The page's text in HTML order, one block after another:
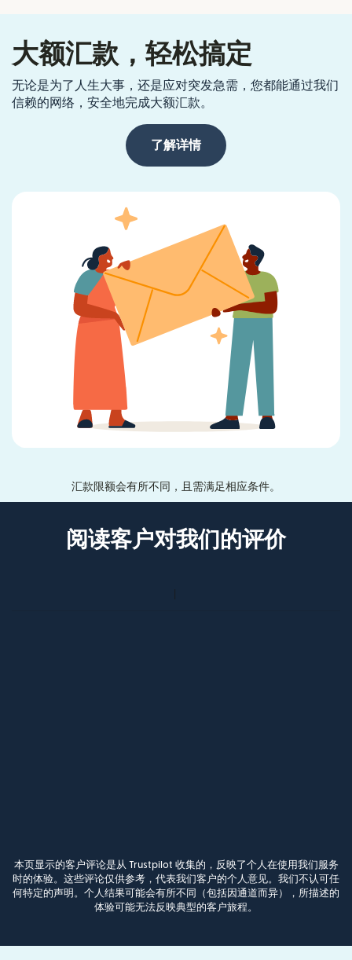
大额汇款，轻松搞定
无论是为了人生大事，还是应对突发急需，您都能通过我们
信赖的网络，安全地完成大额汇款。
了解详情
汇款限额会有所不同，且需满足相应条件。
阅读客户对我们的评价
本页显示的客户评论是从 Trustpilot 收集的，反映了个人在使用我们服务
时的体验。这些评论仅供参考，代表我们客户的个人意见。我们不认可任
何特定的声明。个人结果可能会有所不同（包括因通道而异），所描述的
体验可能无法反映典型的客户旅程。